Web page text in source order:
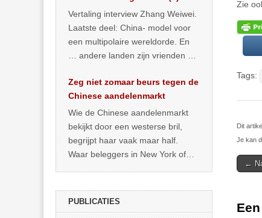
Zie
Tags:
Dit
Je kan
Post
←
Vertaling interview Zhang Weiwei.
Laatste deel: China- model voor
een multipolaire wereldorde. En
… andere landen zijn vrienden of
Zeg niet zomaar beurs tegen de
Chinese aandelenmarkt
Wie de Chinese aandelenmarkt
bekijkt door een westerse bril,
begrijpt haar vaak maar half.
Waar beleggers in New York of
PUBLICATIES